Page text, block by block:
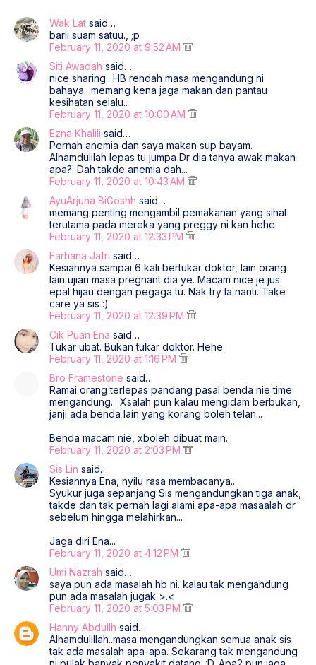
Wak Lat said…
barli suam satuu., ;p
February 11, 2020 at 9:52 AM
Siti Awadah said…
nice sharing.. HB rendah masa mengandung ni
bahaya.. memang kena jaga makan dan pantau
kesihatan selalu..
February 11, 2020 at 10:00 AM
Ezna Khalili said…
Pernah anemia dan saya makan sup bayam.
Alhamdulilah lepas tu jumpa Dr dia tanya awak makan
apa?. Dah takde anemia dah...
February 11, 2020 at 10:43 AM
AyuArjuna BiGoshh said…
memang penting mengambil pemakanan yang sihat
terutama pada mereka yang preggy ni kan hehe
February 11, 2020 at 12:33 PM
Farhana Jafri said…
Kesiannya sampai 6 kali bertukar doktor, lain orang
lain ujian masa pregnant dia ye. Macam nice je jus
epal hijau dengan pegaga tu. Nak try la nanti. Take
care ya sis :)
February 11, 2020 at 12:39 PM
Cik Puan Ena said…
Tukar ubat. Bukan tukar doktor. Hehe
February 11, 2020 at 1:16 PM
Bro Framestone said…
Ramai orang terlepas pandang pasal benda nie time
mengandung... Xsalah pun kalau mengidam berbukan,
janji ada benda lain yang korang boleh telan...
Benda macam nie, xboleh dibuat main...
February 11, 2020 at 2:03 PM
Sis Lin said…
Kesiannya Ena, nyilu rasa membacanya...
Syukur juga sepanjang Sis mengandungkan tiga anak,
takde dan tak pernah lagi alami apa-apa masaalah dr
sebelum hingga melahirkan...
Jaga diri Ena...
February 11, 2020 at 4:12 PM
Umi Nazrah said…
saya pun ada masalah hb ni. kalau tak mengandung
pun ada masalah jugak >.<
February 11, 2020 at 5:03 PM
Hanny Abdullh said…
Alhamdulillah..masa mengandungkan semua anak sis
tak ada masalah apa-apa. Sekarang tak mengandung